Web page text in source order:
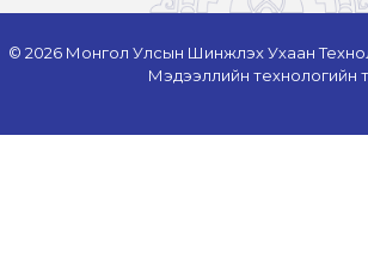
© 2026 Монгол Улсын Шинжлэх Ухаан
Мэдээллийн технологийн